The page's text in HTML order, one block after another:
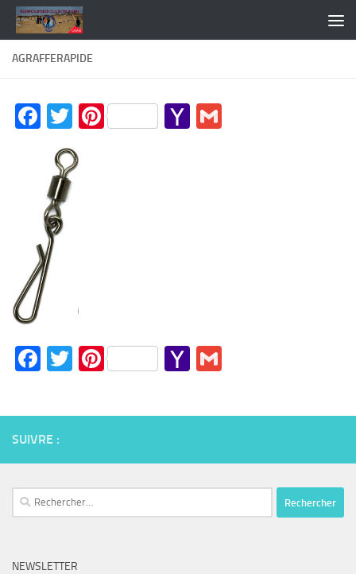
Skip to content
AGRAFFERAPIDE
Facebook
TwitterPinterestYahoo
Facebook
TwitterPinterestYahoo
SUIVRE :
Rechercher :
NEWSLETTER